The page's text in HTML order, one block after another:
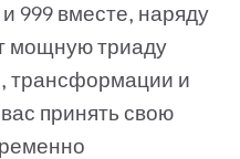
999 вместе, наряду
мощную триаду
трансформации и
принять свою